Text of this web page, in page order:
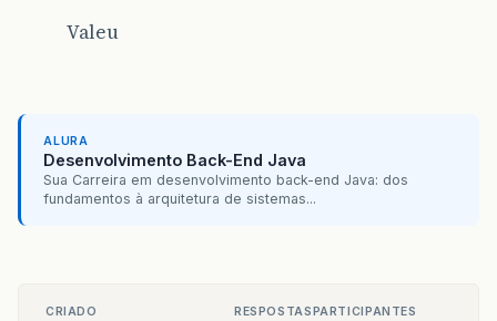
Valeu
ALURA
Desenvolvimento Back-End Java
Sua Carreira em desenvolvimento back-end Java: dos
fundamentos à arquitetura de sistemas...
CRIADO RESPOSTAS PARTICIPANTES